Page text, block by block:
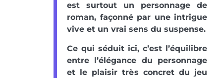
est surtout un personnage de
roman, façonné par une intrigue
vive et un vrai sens du suspense.
Ce qui séduit ici, c’est l’équilibre
entre l’élégance du personnage
et le plaisir très concret du jeu